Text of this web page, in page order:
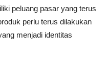
peluang pasar yang terus
perlu terus dilakukan
menjadi identitas